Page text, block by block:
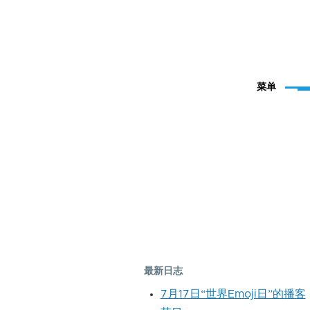
菜单
最新日志
7月17日“世界Emoji日”的播客